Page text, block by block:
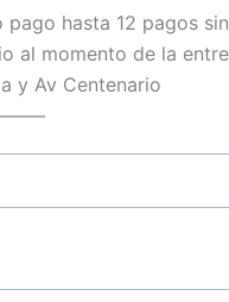
hasta 12 pagos
al momento de la
y Av Centenario